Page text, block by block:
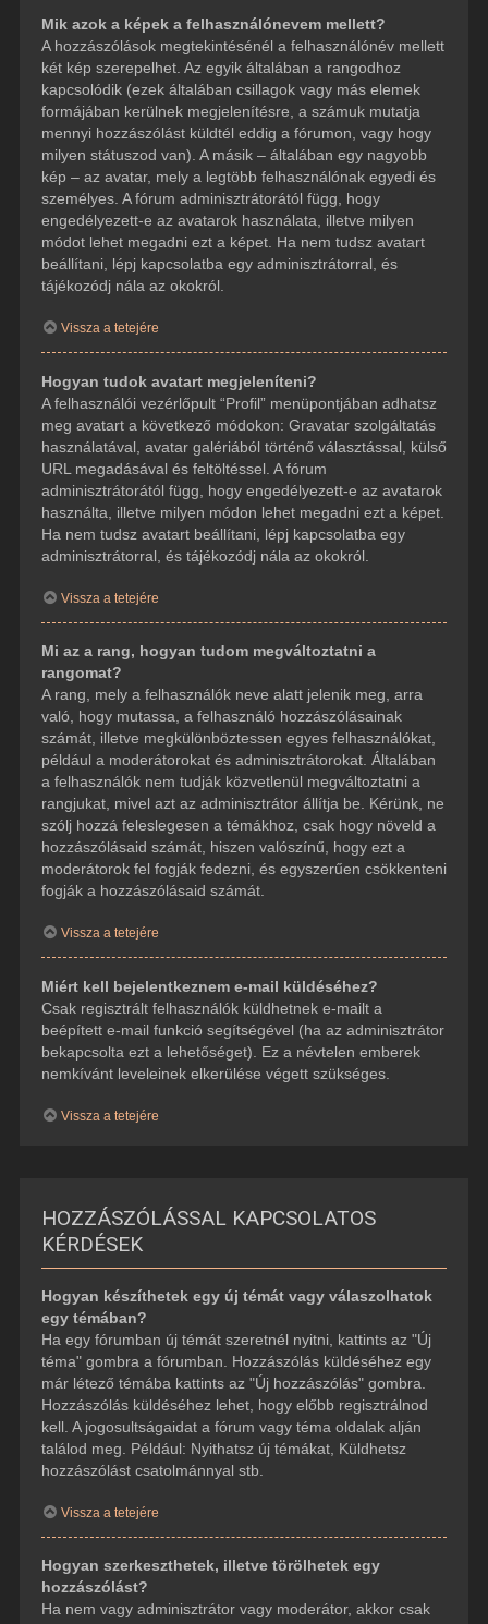
Mik azok a képek a felhasználónevem mellett?
A hozzászólások megtekintésénél a felhasználónév mellett
két kép szerepelhet. Az egyik általában a rangodhoz
kapcsolódik (ezek általában csillagok vagy más elemek
formájában kerülnek megjelenítésre, a számuk mutatja
mennyi hozzászólást küldtél eddig a fórumon, vagy hogy
milyen státuszod van). A másik – általában egy nagyobb
kép – az avatar, mely a legtöbb felhasználónak egyedi és
személyes. A fórum adminisztrátorától függ, hogy
engedélyezett-e az avatarok használata, illetve milyen
módot lehet megadni ezt a képet. Ha nem tudsz avatart
beállítani, lépj kapcsolatba egy adminisztrátorral, és
tájékozódj nála az okokról.
Vissza a tetejére
Hogyan tudok avatart megjeleníteni?
A felhasználói vezérlőpult “Profil” menüpontjában adhatsz
meg avatart a következő módokon: Gravatar szolgáltatás
használatával, avatar galériából történő választással, külső
URL megadásával és feltöltéssel. A fórum
adminisztrátorától függ, hogy engedélyezett-e az avatarok
használta, illetve milyen módon lehet megadni ezt a képet.
Ha nem tudsz avatart beállítani, lépj kapcsolatba egy
adminisztrátorral, és tájékozódj nála az okokról.
Vissza a tetejére
Mi az a rang, hogyan tudom megváltoztatni a
rangomat?
A rang, mely a felhasználók neve alatt jelenik meg, arra
való, hogy mutassa, a felhasználó hozzászólásainak
számát, illetve megkülönböztessen egyes felhasználókat,
például a moderátorokat és adminisztrátorokat. Általában
a felhasználók nem tudják közvetlenül megváltoztatni a
rangjukat, mivel azt az adminisztrátor állítja be. Kérünk, ne
szólj hozzá feleslegesen a témákhoz, csak hogy növeld a
hozzászólásaid számát, hiszen valószínű, hogy ezt a
moderátorok fel fogják fedezni, és egyszerűen csökkenteni
fogják a hozzászólásaid számát.
Vissza a tetejére
Miért kell bejelentkeznem e-mail küldéséhez?
Csak regisztrált felhasználók küldhetnek e-mailt a
beépített e-mail funkció segítségével (ha az adminisztrátor
bekapcsolta ezt a lehetőséget). Ez a névtelen emberek
nemkívánt leveleinek elkerülése végett szükséges.
Vissza a tetejére
HOZZÁSZÓLÁSSAL KAPCSOLATOS
KÉRDÉSEK
Hogyan készíthetek egy új témát vagy válaszolhatok
egy témában?
Ha egy fórumban új témát szeretnél nyitni, kattints az "Új
téma" gombra a fórumban. Hozzászólás küldéséhez egy
már létező témába kattints az "Új hozzászólás" gombra.
Hozzászólás küldéséhez lehet, hogy előbb regisztrálnod
kell. A jogosultságaidat a fórum vagy téma oldalak alján
találod meg. Például: Nyithatsz új témákat, Küldhetsz
hozzászólást csatolmánnyal stb.
Vissza a tetejére
Hogyan szerkeszthetek, illetve törölhetek egy
hozzászólást?
Ha nem vagy adminisztrátor vagy moderátor, akkor csak